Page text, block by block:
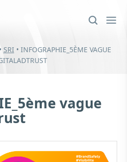
• SRI • INFOGRAPHIE_5ÈME VAGUE
vague